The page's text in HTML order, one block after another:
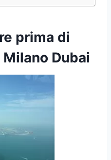
prima di
Dubai